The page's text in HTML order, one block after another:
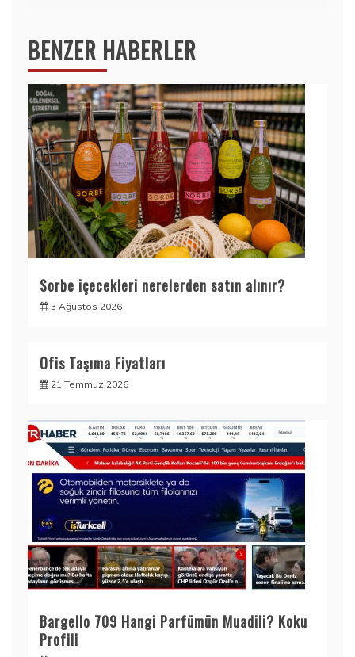
BENZER HABERLER
Sorbe içecekleri nerelerden satın alınır?
3 Ağustos 2026
Ofis Taşıma Fiyatları
21 Temmuz 2026
Bargello 709 Hangi Parfümün Muadili? Koku
Profili